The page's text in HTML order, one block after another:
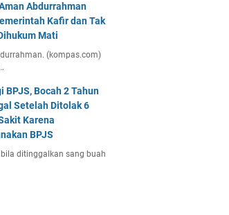
Abdurrahman
Kafir dan Tak
Mati
(kompas.com)
BPJS, Bocah 2 Tahun
Setelah Ditolak 6
Karena
BPJS
ditinggalkan sang buah